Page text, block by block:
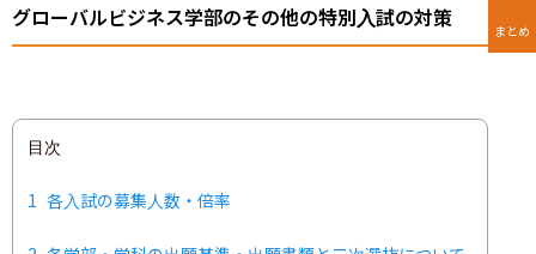
グローバルビジネス学部のその他の特別入試の対策
目次
1 各入試の募集人数・倍率
まとめ